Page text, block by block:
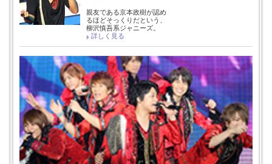
親友である京本政樹が認め
るほどそっくりだという、
柳沢慎吾系ジャニーズ。
詳しく見る